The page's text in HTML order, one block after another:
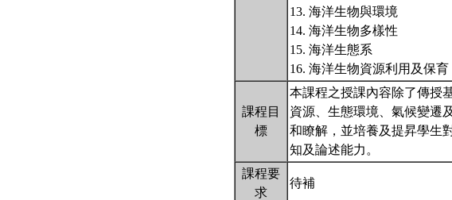
13. 海洋生物與環境
14. 海洋生物多樣性
15. 海洋生態系
16. 海洋生物資源利用及保育
課程目
標
本課程之授課內容除了傳授
資源、生態環境、氣候變遷
和瞭解，並培養及提昇學生
知及論述能力。
課程要
求
待補